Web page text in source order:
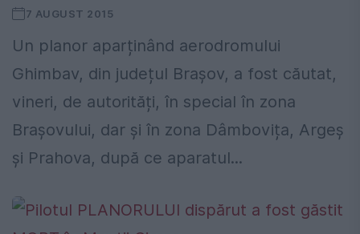
7 AUGUST 2015
Un planor aparținând aerodromului
Ghimbav, din județul Brașov, a fost căutat,
vineri, de autorități, în special în zona
Braşovului, dar şi în zona Dâmbovița, Argeș
și Prahova, după ce aparatul...